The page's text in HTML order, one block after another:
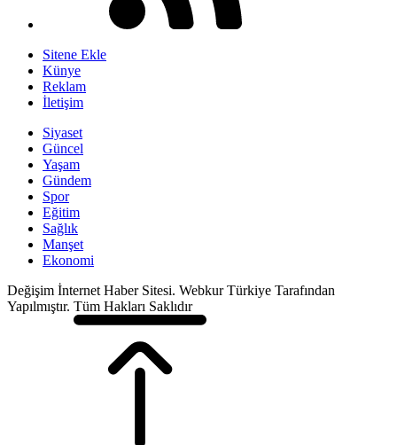
Sitene Ekle
Künye
Reklam
İletişim
Siyaset
Güncel
Yaşam
Gündem
Spor
Eğitim
Sağlık
Manşet
Ekonomi
Değişim İnternet Haber Sitesi. Webkur Türkiye Tarafından
Yapılmıştır. Tüm Hakları Saklıdır